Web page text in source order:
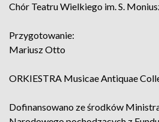
Chór Teatru Wielkiego im. S.
Przygotowanie:
Mariusz Otto
ORKIESTRA Musicae Antiquae
Dofinansowano ze środków